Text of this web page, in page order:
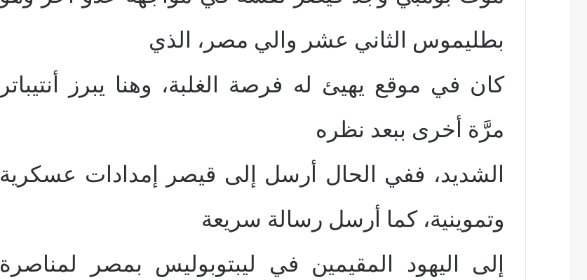
بطليموس الثاني عشر والي مصر، الذي
كان في موقع يهيئ له فرصة الغلبة، وهنا يبرز أنتيباتر
مرَّة أخرى ببعد نظره
الشديد، ففي الحال أرسل إلى قيصر إمدادات عسكرية
وتموينية، كما أرسل رسالة سريعة
إلى اليهود المقيمين في ليبتوبوليس بمصر لمناصرة